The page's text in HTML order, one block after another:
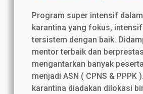
Program super intensif
karantina yang fokus,
tersistem dengan baik.
mentor terbaik dan
mengantarkan banyak
menjadi ASN ( CPNS & PPPK
karantina diadakan dilokasi